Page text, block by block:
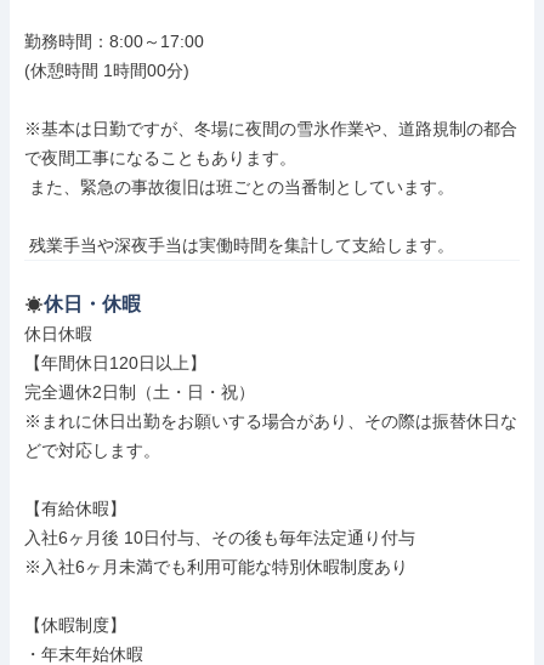
勤務時間：8:00～17:00
(休憩時間 1時間00分)
※基本は日勤ですが、冬場に夜間の雪氷作業や、道路規制の都合
で夜間工事になることもあります。
残業手当や深夜手当は実働時間を集計して支給します。
休日・休暇
休日休暇
【年間休日120日以上】
完全週休2日制（土・日・祝）
※まれに休日出勤をお願いする場合があり、その際は振替休日な
どで対応します。
【有給休暇】
入社6ヶ月後 10日付与、その後も毎年法定通り付与
※入社6ヶ月未満でも利用可能な特別休暇制度あり
【休暇制度】
・年末年始休暇